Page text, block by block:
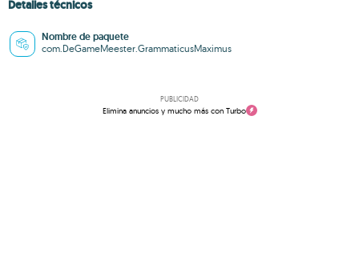
Detalles técnicos
Nombre de paquete
com.DeGameMeester.GrammaticusMaximus
PUBLICIDAD
Elimina anuncios y mucho más con Turbo